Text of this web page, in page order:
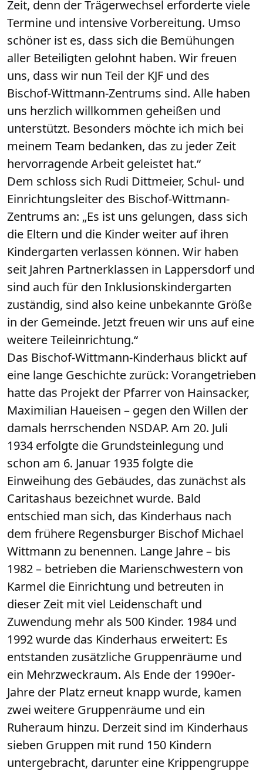
Zeit, denn der Trägerwechsel erforderte viele
Termine und intensive Vorbereitung. Umso
schöner ist es, dass sich die Bemühungen
aller Beteiligten gelohnt haben. Wir freuen
uns, dass wir nun Teil der KJF und des
Bischof-Wittmann-Zentrums sind. Alle haben
uns herzlich willkommen geheißen und
unterstützt. Besonders möchte ich mich bei
meinem Team bedanken, das zu jeder Zeit
hervorragende Arbeit geleistet hat.“
Dem schloss sich Rudi Dittmeier, Schul- und
Einrichtungsleiter des Bischof-Wittmann-
Zentrums an: „Es ist uns gelungen, dass sich
die Eltern und die Kinder weiter auf ihren
Kindergarten verlassen können. Wir haben
seit Jahren Partnerklassen in Lappersdorf und
sind auch für den Inklusionskindergarten
zuständig, sind also keine unbekannte Größe
in der Gemeinde. Jetzt freuen wir uns auf eine
weitere Teileinrichtung.“
Das Bischof-Wittmann-Kinderhaus blickt auf
eine lange Geschichte zurück: Vorangetrieben
hatte das Projekt der Pfarrer von Hainsacker,
Maximilian Haueisen – gegen den Willen der
damals herrschenden NSDAP. Am 20. Juli
1934 erfolgte die Grundsteinlegung und
schon am 6. Januar 1935 folgte die
Einweihung des Gebäudes, das zunächst als
Caritashaus bezeichnet wurde. Bald
entschied man sich, das Kinderhaus nach
dem frühere Regensburger Bischof Michael
Wittmann zu benennen. Lange Jahre – bis
1982 – betrieben die Marienschwestern von
Karmel die Einrichtung und betreuten in
dieser Zeit mit viel Leidenschaft und
Zuwendung mehr als 500 Kinder. 1984 und
1992 wurde das Kinderhaus erweitert: Es
entstanden zusätzliche Gruppenräume und
ein Mehrzweckraum. Als Ende der 1990er-
Jahre der Platz erneut knapp wurde, kamen
zwei weitere Gruppenräume und ein
Ruheraum hinzu. Derzeit sind im Kinderhaus
sieben Gruppen mit rund 150 Kindern
untergebracht, darunter eine Krippengruppe